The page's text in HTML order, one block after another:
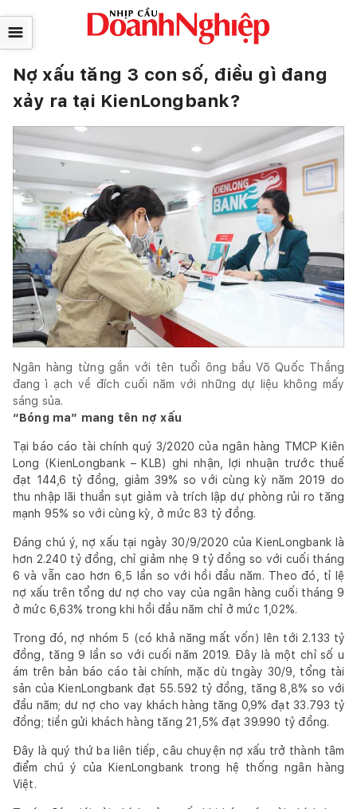
☰
Nợ xấu tăng 3 con số, điều gì đang
xảy ra tại KienLongbank?
Ngân hàng từng gắn với tên tuổi ông bầu Võ Quốc Thắng
đang ì ạch về đích cuối năm với những dự liệu không mấy
sáng sủa.
“Bóng ma” mang tên nợ xấu
Tại báo cáo tài chính quý 3/2020 của ngân hàng TMCP Kiên
Long (KienLongbank – KLB) ghi nhận, lợi nhuận trước thuế
đạt 144,6 tỷ đồng, giảm 39% so với cùng kỳ năm 2019 do
thu nhập lãi thuần sụt giảm và trích lập dự phòng rủi ro tăng
mạnh 95% so với cùng kỳ, ở mức 83 tỷ đồng.
Đáng chú ý, nợ xấu tại ngày 30/9/2020 của KienLongbank là
hơn 2.240 tỷ đồng, chỉ giảm nhẹ 9 tỷ đồng so với cuối tháng
6 và vẫn cao hơn 6,5 lần so với hồi đầu năm. Theo đó, tỉ lệ
nợ xấu trên tổng dư nợ cho vay của ngân hàng cuối tháng 9
ở mức 6,63% trong khi hồi đầu năm chỉ ở mức 1,02%.
Trong đó, nợ nhóm 5 (có khả năng mất vốn) lên tới 2.133 tỷ
đồng, tăng 9 lần so với cuối năm 2019. Đây là một chỉ số u
ám trên bản báo cáo tài chính, mặc dù tngày 30/9, tổng tài
sản của KienLongbank đạt 55.592 tỷ đồng, tăng 8,8% so với
đầu năm; dư nợ cho vay khách hàng tăng 0,9% đạt 33.793 tỷ
đồng; tiền gửi khách hàng tăng 21,5% đạt 39.990 tỷ đồng.
Đây là quý thứ ba liên tiếp, câu chuyện nợ xấu trở thành tâm
điểm chú ý của KienLongbank trong hệ thống ngân hàng
Việt.